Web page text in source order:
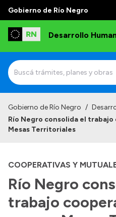
Gobierno de Río Negro
Desarrollo
Institucional
Autoridades
Delegaciones
Normativa
Gobierno de Río Negro /
Río Negro consolida el
Mesas Territoriales
COOPERATIVAS Y
Río Negro
trabajo